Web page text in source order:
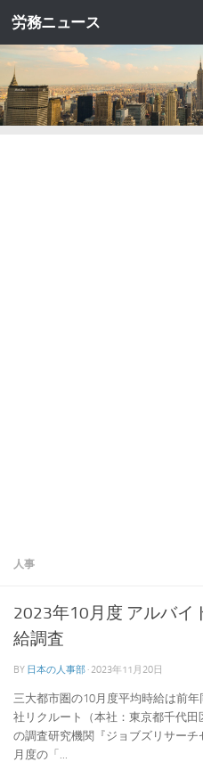
コンテンツへスキップ
労務ニュース
人事
2023年10月度 アルバイ
給調査
BY 日本の人事部 · 2023年11月20日
三大都市圏の10月度平均時給は前
社リクルート（本社：東京都千代田
の調査研究機関『ジョブズリサーチ
月度の「...